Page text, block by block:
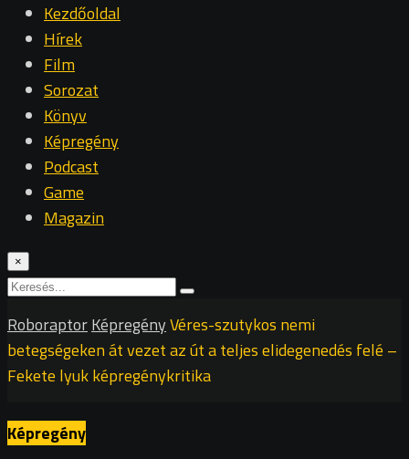
Kezdőoldal
Hírek
Film
Sorozat
Könyv
Képregény
Podcast
Game
Magazin
×
RoboraptorKépregényVéres-szutykos nemi
betegségeken át vezet az út a teljes elidegenedés felé –
Fekete lyuk képregénykritika
Képregény